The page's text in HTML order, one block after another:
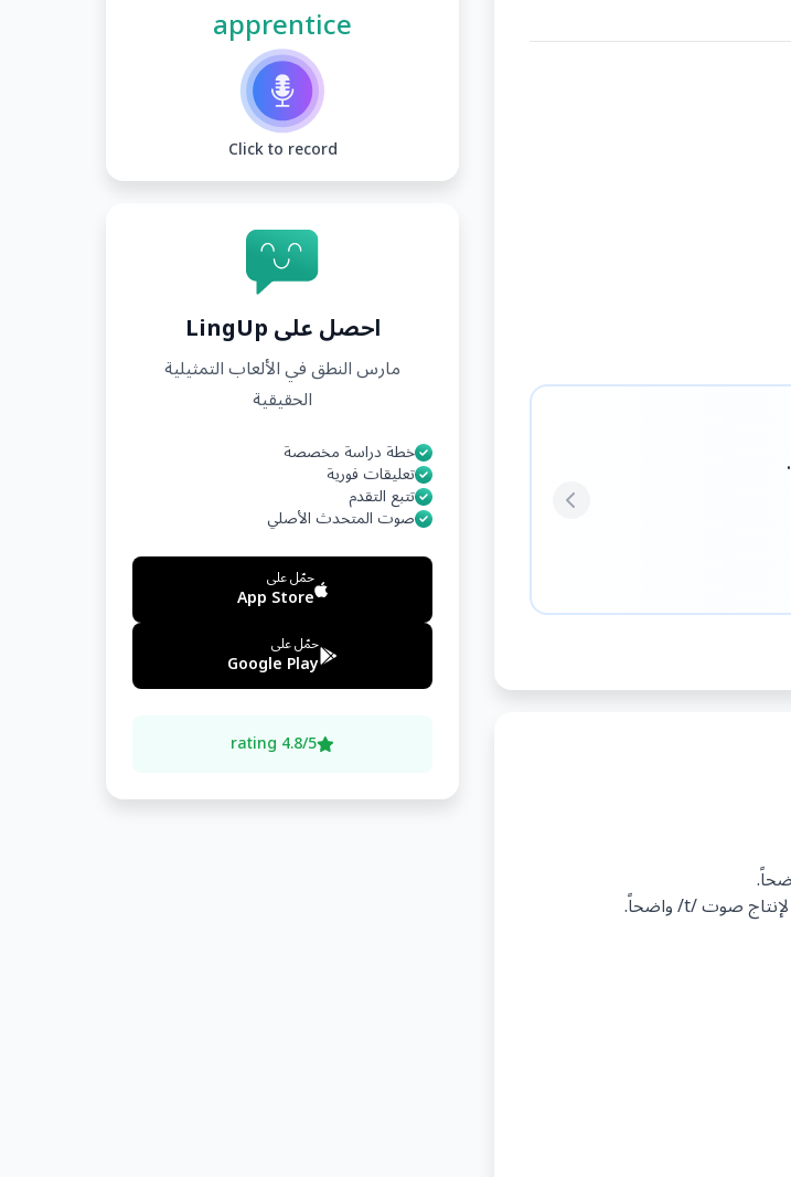
Previous
apprentice
Click to record
احصل على LingUp
مارس النطق في الألعاب التمثيلية
الحقيقية
خطة دراسة مخصصة
تعليقات فورية
تتبع التقدم
صوت المتحدث الأصلي
حمّل على
App Store
حمّل على
Google Play
4.8/5 rating